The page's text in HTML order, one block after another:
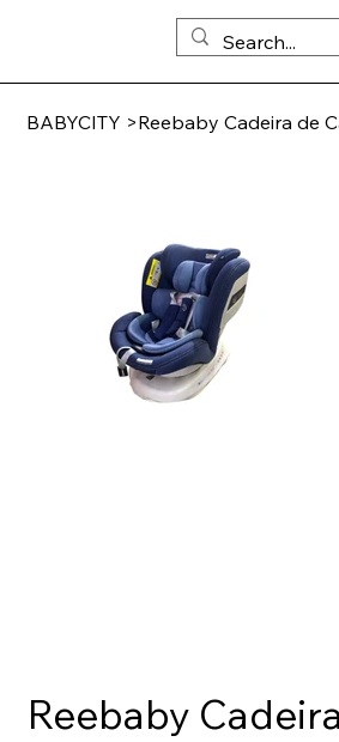
BABYCITY >Reebaby Cadeira de
Reebaby